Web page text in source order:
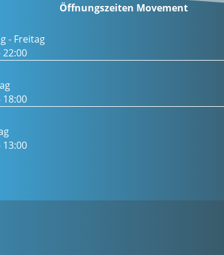
Öffnungszeiten Movement
- Freitag
22:00
18:00
13:00